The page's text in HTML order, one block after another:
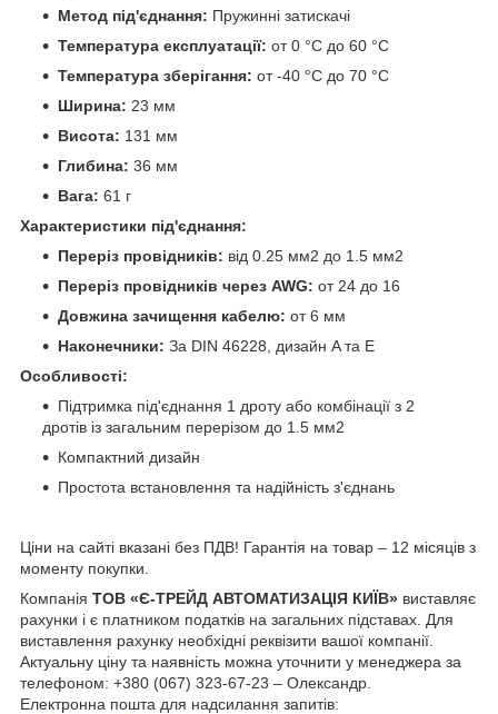
Метод під'єднання: Пружинні затискачі
Температура експлуатації: от 0 °C до 60 °C
Температура зберігання: от -40 °C до 70 °C
Ширина: 23 мм
Висота: 131 мм
Глибина: 36 мм
Вага: 61 г
Характеристики під'єднання:
Переріз провідників: від 0.25 мм2 до 1.5 мм2
Переріз провідників через AWG: от 24 до 16
Довжина зачищення кабелю: от 6 мм
Наконечники: За DIN 46228, дизайн A та E
Особливості:
Підтримка під'єднання 1 дроту або комбінації з 2
дротів із загальним перерізом до 1.5 мм2
Компактний дизайн
Простота встановлення та надійність з'єднань
Ціни на сайті вказані без ПДВ! Гарантія на товар – 12 місяців з
моменту покупки.
Компанія ТОВ «Є-ТРЕЙД АВТОМАТИЗАЦІЯ КИЇВ» виставляє
рахунки і є платником податків на загальних підставах. Для
виставлення рахунку необхідні реквізити вашої компанії.
Актуальну ціну та наявність можна уточнити у менеджера за
телефоном: +380 (067) 323-67-23 – Олександр.
Електронна пошта для надсилання запитів: